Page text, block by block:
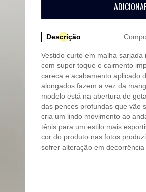
Descrição
Vestido curto em malha sarjada
com super toque e caimento
careca e acabamento aplicado
alongados fazem a vez da
modelo está na abertura de
das pences profundas que vão
cria um lindo movimento ao
tênis para um estilo mais
cor do produto nas fotos
sofrer alteração em